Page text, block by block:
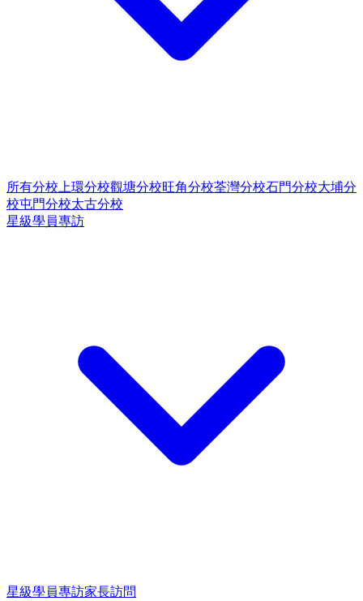
所有分校 上環分校觀塘分校旺角分校荃灣分校石門分校大埔分
校屯門分校太古分校
星級學員專訪
星級學員專訪家長訪問